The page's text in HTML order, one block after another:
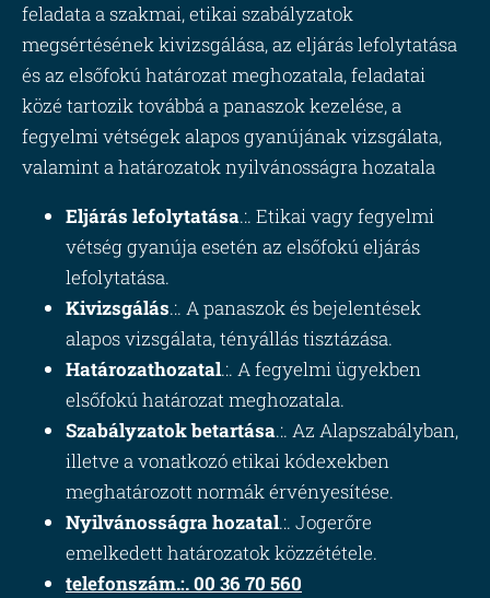
feladata a szakmai, etikai szabályzatok
megsértésének kivizsgálása, az eljárás lefolytatása
és az elsőfokú határozat meghozatala, feladatai
közé tartozik továbbá a panaszok kezelése, a
fegyelmi vétségek alapos gyanújának vizsgálata,
valamint a határozatok nyilvánosságra hozatala
Eljárás lefolytatása.:. Etikai vagy fegyelmi
vétség gyanúja esetén az elsőfokú eljárás
lefolytatása.
Kivizsgálás.:. A panaszok és bejelentések
alapos vizsgálata, tényállás tisztázása.
Határozathozatal.:. A fegyelmi ügyekben
elsőfokú határozat meghozatala.
Szabályzatok betartása.:. Az Alapszabályban,
illetve a vonatkozó etikai kódexekben
meghatározott normák érvényesítése.
Nyilvánosságra hozatal.:. Jogerőre
emelkedett határozatok közzététele.
telefonszám.:. 00 36 70 560